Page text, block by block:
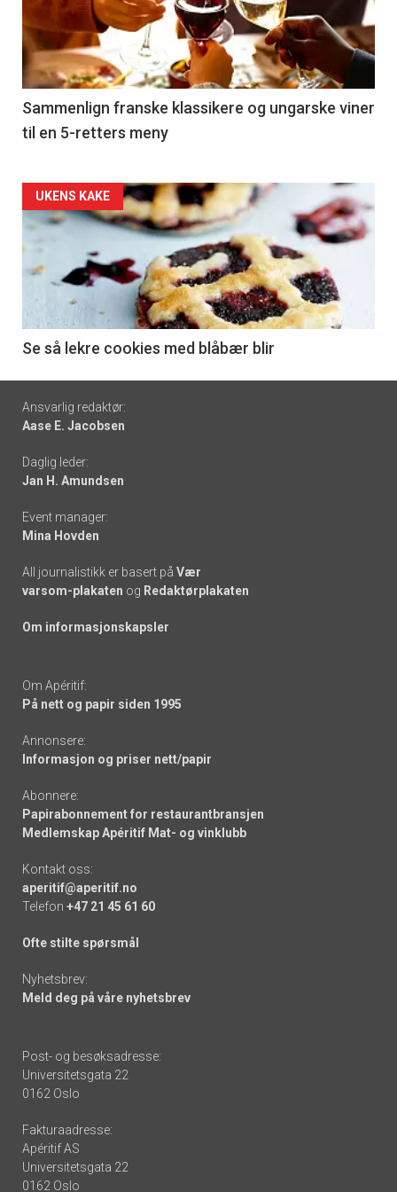
nå
-
5
Sammenlign franske klassikere og ungarske viner
til en 5-retters meny
Forsiden
akkurat
nå
6
UKENS KAKE
Se så lekre cookies med blåbær blir
Footer
-
links
Ansvarlig redaktør:
Aase E. Jacobsen
Daglig leder:
Jan H. Amundsen
Event manager:
Mina Hovden
All journalistikk er basert på Vær
varsom-plakaten og Redaktørplakaten
Om informasjonskapsler
Om Apéritif:
På nett og papir siden 1995
Annonsere:
Informasjon og priser nett/papir
Abonnere:
Papirabonnement for restaurantbransjen
Medlemskap Apéritif Mat- og vinklubb
Kontakt oss:
aperitif@aperitif.no
Telefon +47 21 45 61 60
Ofte stilte spørsmål
Nyhetsbrev:
Meld deg på våre nyhetsbrev
Post- og besøksadresse:
Universitetsgata 22
0162 Oslo
Fakturaadresse:
Apéritif AS
Universitetsgata 22
0162 Oslo